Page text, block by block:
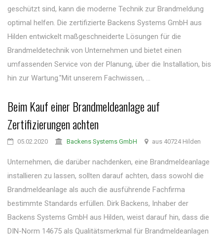
geschützt sind, kann die moderne Technik zur Brandmeldung
optimal helfen. Die zertifizierte Backens Systems GmbH aus
Hilden entwickelt maßgeschneiderte Lösungen für die
Brandmeldetechnik von Unternehmen und bietet einen
umfassenden Service von der Planung, über die Installation, bis
hin zur Wartung."Mit unserem Fachwissen, ...
Beim Kauf einer Brandmeldeanlage auf
Zertifizierungen achten
05.02.2020 Backens Systems GmbH aus 40724 Hilden
Unternehmen, die darüber nachdenken, eine Brandmeldeanlage
installieren zu lassen, sollten darauf achten, dass sowohl die
Brandmeldeanlage als auch die ausführende Fachfirma
bestimmte Standards erfüllen. Dirk Backens, Inhaber der
Backens Systems GmbH aus Hilden, weist darauf hin, dass die
DIN-Norm 14675 als Qualitätsmerkmal für Brandmeldeanlagen